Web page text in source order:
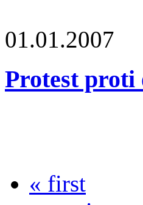
01.01.2007
Protest proti
« first